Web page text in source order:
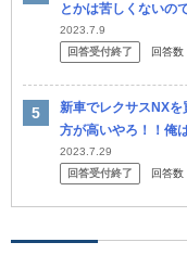
とかは苦しくないの
ォクシー1台と、N-
も...
2023.7.9
回答受付終了
回答数
新車でレクサスNX
方が高いやろ！！俺
な！RXも普通に買え
うい...
2023.7.29
回答受付終了
回答数